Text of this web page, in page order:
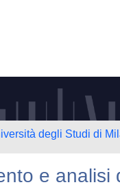
degli Studi di
e analisi